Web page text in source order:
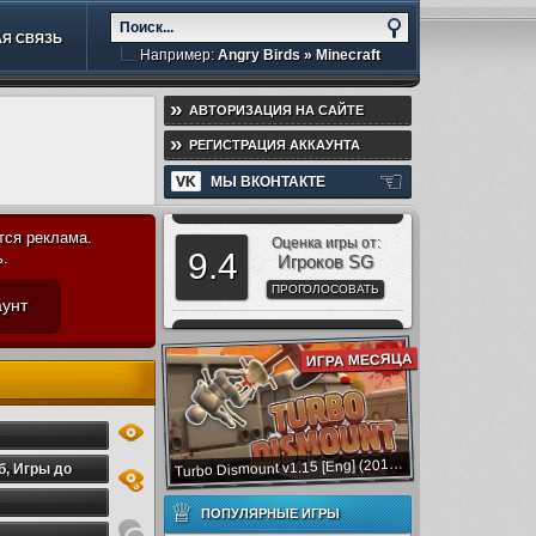
Например: Angry Birds» Minecraft
СВЯЗЬ
» АВТОРИЗАЦИЯ НА САЙТЕ
» РЕГИСТРАЦИЯ АККАУНТА
VK МЫ ВКОНТАКТЕ ☜
реклама.
, Игры до
9.4
Оценка игры от:
Игроков SG
ПРОГОЛОСОВАТЬ
Turbo Dismount v1.15 [Eng] (2015) скачать торрент бесплатно без регистрации
ИГРА МЕСЯЦА
♕ ПОПУЛЯРНЫЕ ИГРЫ